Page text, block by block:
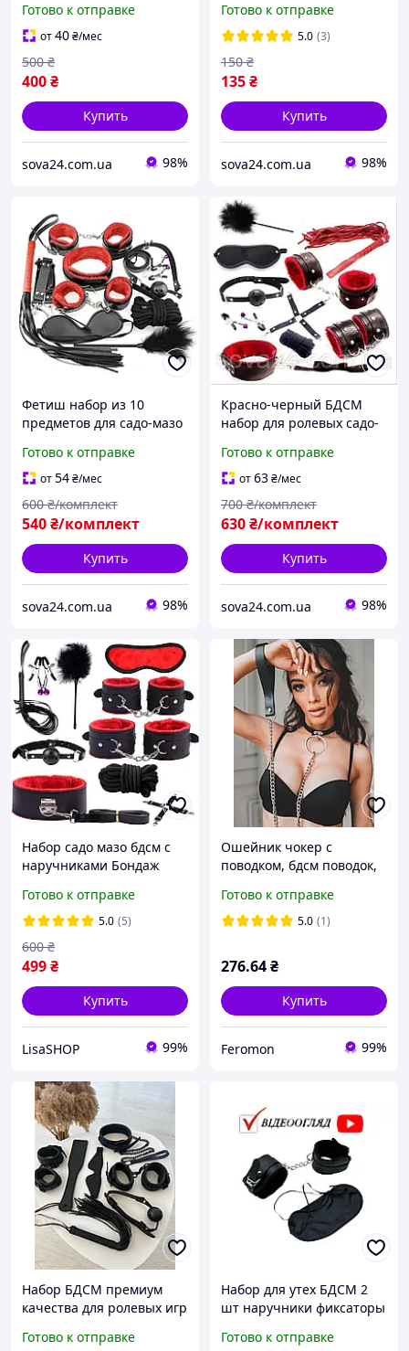
Готово к отправке
от40₴/мес
400₴
500 ₴
Купить
sova24.com.ua 98%
регулируемые,
универсальные для
мужчин и женщин
Готово к отправке
5.0 (3)
135₴
150 ₴
Купить
sova24.com.ua 98%
Фетиш набор из 10
предметов для садо-мазо
Готово к отправке
от54₴/мес
540₴/комплект
600 ₴/комплект
Купить
sova24.com.ua 98%
Красно-черный БДСМ
набор для ролевых садо-
предметов
Готово к отправке
от63₴/мес
630₴/комплект
700 ₴/комплект
Купить
sova24.com.ua 98%
Набор садо мазо бдсм с
наручниками Бондаж
соски 10 предметов
Готово к отправке
5.0 (5)
499₴
600 ₴
Купить
LisaSHOP 99%
Ошейник чокер с
поводком, бдсм поводок,
игр
Готово к отправке
5.0 (1)
276.64₴
Купить
Feromon 99%
Набор БДСМ премиум
качества для ролевых игр
Готово к отправке
Набор для утех БДСМ 2
шт наручники фиксаторы
маска на глаза для секса
Готово к отправке